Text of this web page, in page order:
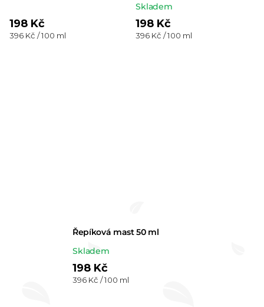
198 Kč
Měrná
396 Kč / 100 ml
Skladem
198 Kč
Měrná
396 Kč / 100 ml
Řepíková mast 50 ml
Průměrné
hodnocení
produktu
Skladem
198 Kč
Měrná
396 Kč / 100 ml